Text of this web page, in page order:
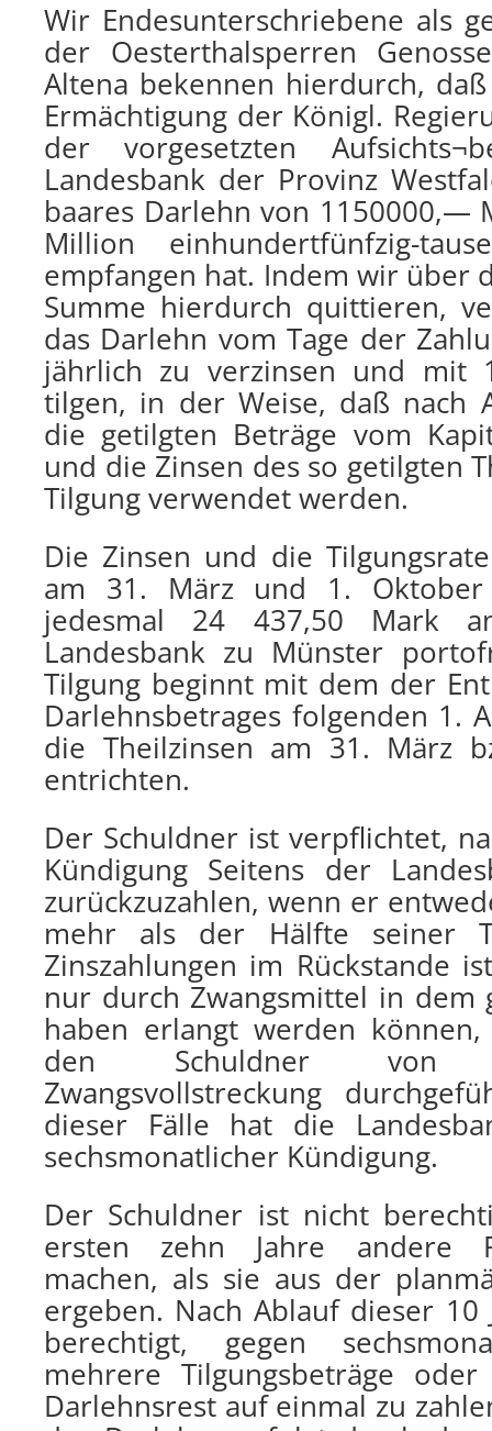
Wir Endesunterschriebene als
der Oesterthalsperren
Altena bekennen hierdurch,
Ermächtigung der Königl.
der vorgesetzten
Landesbank der Provinz
baares Darlehn von 1150000,—
Million einhundertfünfzig-
empfangen hat. Indem wir über
Summe hierdurch quittieren,
das Darlehn vom Tage der
jährlich zu verzinsen und mit
tilgen, in der Weise, daß nach
die getilgten Beträge vom
und die Zinsen des so getilgten
Tilgung verwendet werden.
Die Zinsen und die
am 31. März und 1.
jedesmal 24 437,50 Mark
Landesbank zu Münster
Tilgung beginnt mit dem der
Darlehnsbetrages folgenden 1.
die Theilzinsen am 31. März
entrichten.
Der Schuldner ist verpflichtet,
Kündigung Seitens der
zurückzuzahlen, wenn er
mehr als der Hälfte seiner
Zinszahlungen im Rückstande
nur durch Zwangsmittel in dem
haben erlangt werden
den Schuldner von
Zwangsvollstreckung
dieser Fälle hat die
sechsmonatlicher Kündigung.
Der Schuldner ist nicht
ersten zehn Jahre andere
machen, als sie aus der
ergeben. Nach Ablauf dieser 10
berechtigt, gegen
mehrere Tilgungsbeträge
Darlehnsrest auf einmal zu